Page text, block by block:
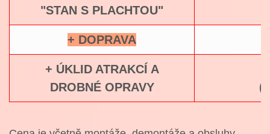
"STAN S PLACHTOU"
+ DOPRAVA
+ ÚKLID ATRAKCÍ A
DROBNÉ OPRAVY